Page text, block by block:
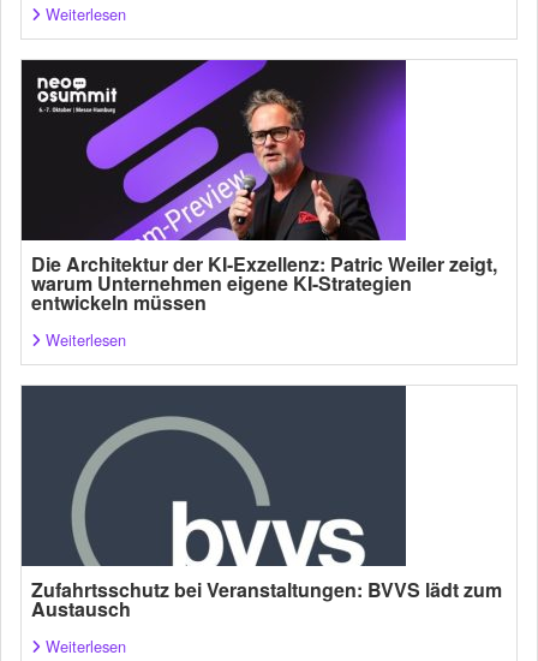
Weiterlesen
Die Architektur der KI-Exzellenz: Patric Weiler zeigt,
warum Unternehmen eigene KI-Strategien
entwickeln müssen
Weiterlesen
Zufahrtsschutz bei Veranstaltungen: BVVS lädt zum
Austausch
Weiterlesen